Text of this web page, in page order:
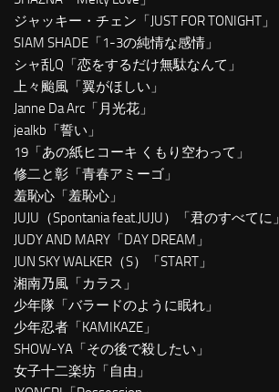
ジャッキー・チェン「JUST FOR TONIGHT」
SIAM SHADE「1-3の純情な感情」
シャ乱Q「恋をするだけ無駄なんて」
上々颱風「翼がほしい」
Janne Da Arc「月光花」
jealkb「誓い」
19「あの紙ヒコーキ くもり空わって」
修二と彰「青春アミーゴ」
羞恥心「羞恥心」
JUJU（Spontania feat.JUJU）「君のすべてに」
JUDY AND MARY「DAY DREAM」
JUN SKY WALKER（S）「START」
湘南乃風「カラス」
少年隊「バラードのように眠れ」
少年忍者「KAMIKAZE」
SHOW-YA「その後で殺したい」
女子十二楽坊「自由」